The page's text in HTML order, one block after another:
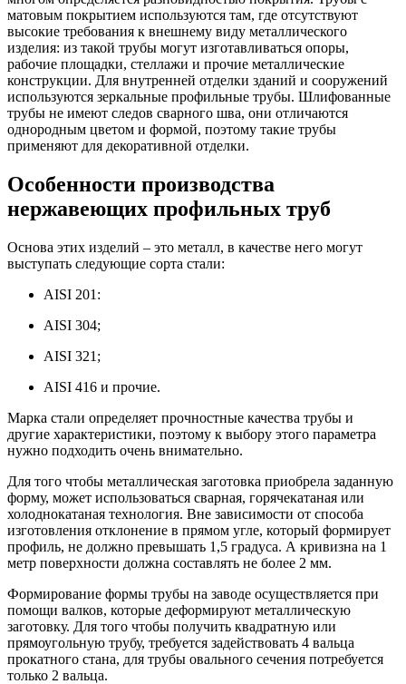
матовым покрытием используются там, где отсутствуют
высокие требования к внешнему виду металлического
изделия: из такой трубы могут изготавливаться опоры,
рабочие площадки, стеллажи и прочие металлические
конструкции. Для внутренней отделки зданий и сооружений
используются зеркальные профильные трубы. Шлифованные
трубы не имеют следов сварного шва, они отличаются
однородным цветом и формой, поэтому такие трубы
применяют для декоративной отделки.
Особенности производства
нержавеющих профильных труб
Основа этих изделий – это металл, в качестве него могут
выступать следующие сорта стали:
АISI 201:
АISI 304;
АISI 321;
АISI 416 и прочие.
Марка стали определяет прочностные качества трубы и
другие характеристики, поэтому к выбору этого параметра
нужно подходить очень внимательно.
Для того чтобы металлическая заготовка приобрела заданную
форму, может использоваться сварная, горячекатаная или
холоднокатаная технология. Вне зависимости от способа
изготовления отклонение в прямом угле, который формирует
профиль, не должно превышать 1,5 градуса. А кривизна на 1
метр поверхности должна составлять не более 2 мм.
Формирование формы трубы на заводе осуществляется при
помощи валков, которые деформируют металлическую
заготовку. Для того чтобы получить квадратную или
прямоугольную трубу, требуется задействовать 4 вальца
прокатного стана, для трубы овального сечения потребуется
только 2 вальца.